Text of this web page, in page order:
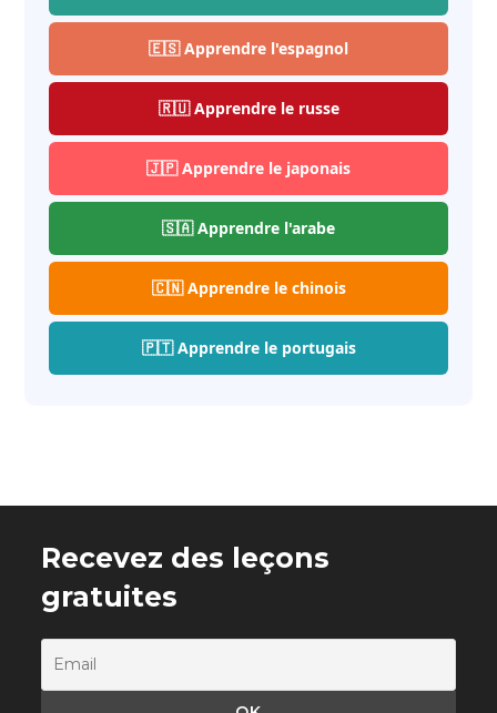
🇪🇸 Apprendre l'espagnol
🇷🇺 Apprendre le russe
🇯🇵 Apprendre le japonais
🇸🇦 Apprendre l'arabe
🇨🇳 Apprendre le chinois
🇵🇹 Apprendre le portugais
Recevez des leçons
gratuites